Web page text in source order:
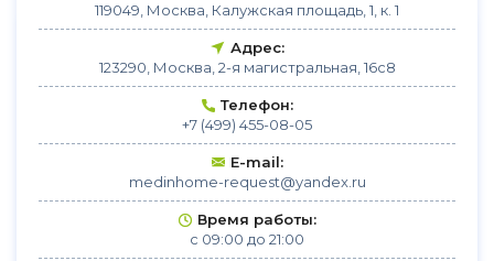
119049, Москва, Калужская площадь, 1, к. 1
Адрес:
123290, Москва, 2-я магистральная, 16с8
Телефон:
+7 (499) 455-08-05
E-mail:
medinhome-request@yandex.ru
Время работы:
с 09:00 до 21:00